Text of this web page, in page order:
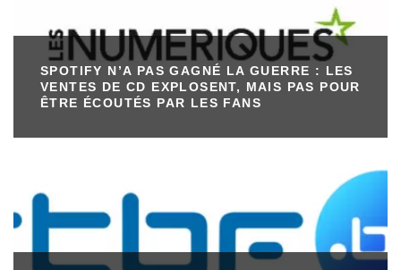
SPOTIFY N’A PAS GAGNÉ LA GUERRE : LES
VENTES DE CD EXPLOSENT, MAIS PAS POUR
ÊTRE ÉCOUTÉS PAR LES FANS